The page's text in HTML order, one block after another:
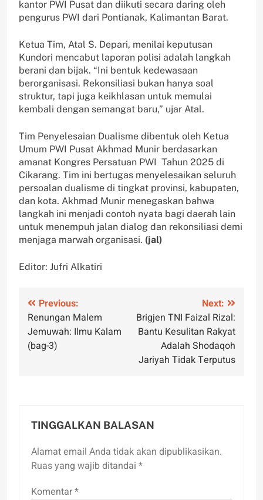
kantor PWI Pusat dan diikuti secara daring oleh
pengurus PWI dari Pontianak, Kalimantan Barat.
Ketua Tim, Atal S. Depari, menilai keputusan
Kundori mencabut laporan polisi adalah langkah
berani dan bijak. “Ini bentuk kedewasaan
berorganisasi. Rekonsiliasi bukan hanya soal
struktur, tapi juga keikhlasan untuk memulai
kembali dengan semangat baru,” ujar Atal.
Tim Penyelesaian Dualisme dibentuk oleh Ketua
Umum PWI Pusat Akhmad Munir berdasarkan
amanat Kongres Persatuan PWI Tahun 2025 di
Cikarang. Tim ini bertugas menyelesaikan seluruh
persoalan dualisme di tingkat provinsi, kabupaten,
dan kota. Akhmad Munir menegaskan bahwa
langkah ini menjadi contoh nyata bagi daerah lain
untuk menempuh jalan dialog dan rekonsiliasi demi
menjaga marwah organisasi. (jal)
Editor: Jufri Alkatiri
Navigasi
pos
Previous:
Renungan Malem
Jemuwah: Ilmu Kalam
(bag-3)
Next:
Brigjen TNI Faizal Rizal:
Bantu Kesulitan Rakyat
Adalah Shodaqoh
Jariyah Tidak Terputus
TINGGALKAN BALASAN
Alamat email Anda tidak akan dipublikasikan.
Ruas yang wajib ditandai *
Komentar*